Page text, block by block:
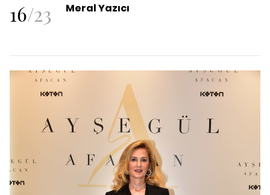
16/23 Meral Yazıcı